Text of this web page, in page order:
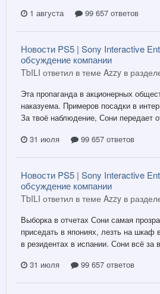
1 августа
99 657 ответов
Новости PS5 | Sony Interactive
обсуждение компании
TbILI ответил в теме Azzy в
Эта пропаганда в акционерных
наказуема. Примеров посадки в
За твоё наблюдение, Сони передает
31 июля
99 657 ответов
Новости PS5 | Sony Interactive
обсуждение компании
TbILI ответил в теме Azzy в
Выборка в отчетах Сони самая
приседать в япониях, лезть на
в резидентах в испании. Сони всё за
31 июля
99 657 ответов